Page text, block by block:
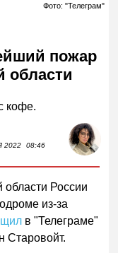
Фото: "Телеграм"
пожар
области
кофе.
2022 08:46
области России
из-за
в "Телеграме"
Старовойт.